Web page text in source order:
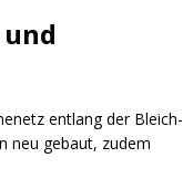
entlang der Bleich-
neu gebaut, zudem